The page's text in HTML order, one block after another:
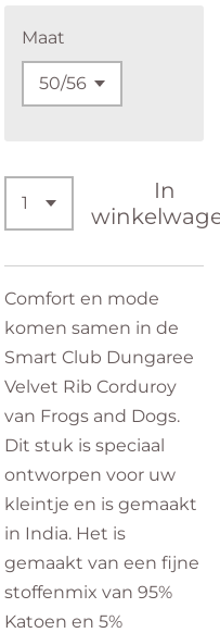
Maat
In
Comfort en mode
komen samen in de
Smart Club Dungaree
Velvet Rib Corduroy
van Frogs and Dogs.
Dit stuk is speciaal
ontworpen voor uw
kleintje en is gemaakt
in India. Het is
gemaakt van een fijne
stoffenmix van 95%
Katoen en 5%